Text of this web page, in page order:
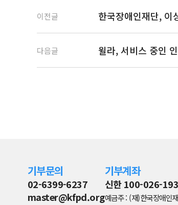
이전글 한국장애인재단, 이
다음글 윌라, 서비스 중인
기부문의
02-6399-6237
master@kfpd.org
기부계좌
신한 100-026-
예금주 : (재)한국장애인